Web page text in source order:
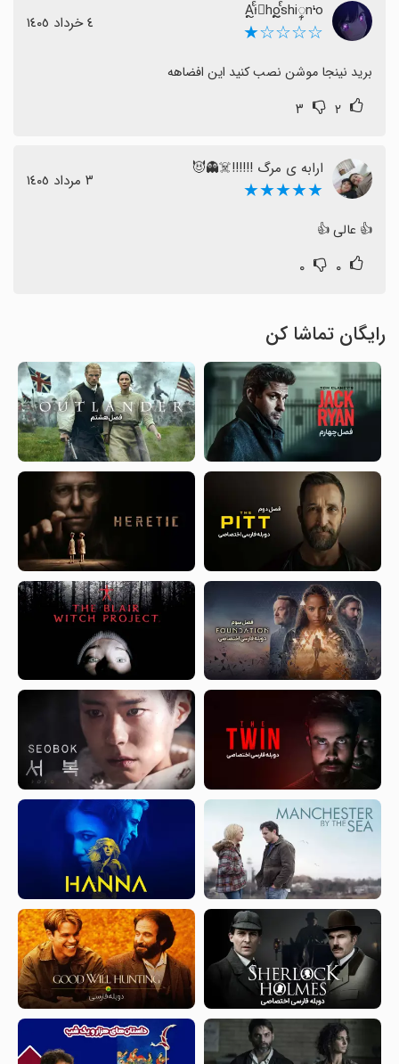
Aᩘຼ᮫i𐇽ho꤬ᩘຼ᮫shi݀ꨲꨭnᡃo
☆☆☆☆★ ٤ خرداد ١٤٠٥
برید نینجا موشن نصب کنید این افضاهه
۲ ۳
ارابه ی مرگ !!!!!!☠️👻😈
★★★★★ ٣ مرداد ١٤٠٥
👍 عالی 👍
۰ ۰
رایگان تماشا کن